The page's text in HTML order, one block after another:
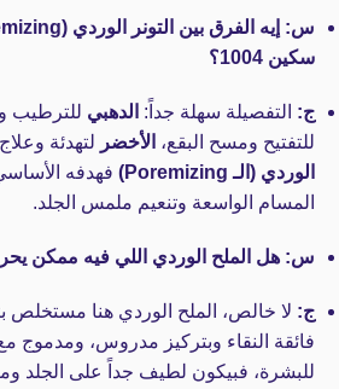
سكين 1004؟
ج: التفصيلة سهلة جداً: الدهبي للترطيب
للتفتيح ومسح البقع، الأخضر لتهدئة
الوردي (الـ Poremizing)
فهدفه
المسام الواسعة وتنعيم ملمس الجلد.
س: هل الملح الوردي اللي فيه ممكن
ج: لا خالص، الملح الوردي هنا مستخلص
للبشرة، فبيكون لطيف جداً على الجلد